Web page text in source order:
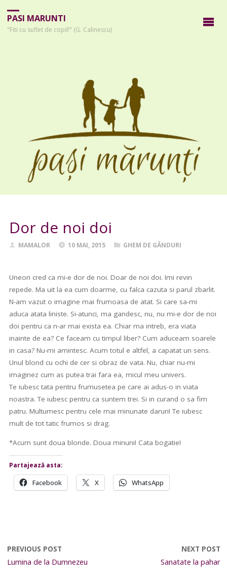
PASI MARUNTI
"Fiti cu suflet de copil!" (G. Calinescu)
Dor de noi doi
MAMALOR 10 MAI, 2015 GHEM DE GÂNDURI
Uneori cred ca mi-e dor de noi. Doar de noi doi. Imi revin
repede. Ma uit la ea cum doarme, cu falca cazuta si parul zbarlit.
N-am vazut o imagine mai frumoasa de atat. Si care sa-mi
aduca atata liniste. Si-atunci, ma gandesc, nu, nu mi-e dor de noi
doi pentru ca n-ar mai exista ea. Chiar ma intreb, era viata
inainte de ea? Ce faceam cu timpul liber? Cum aduceam soarele
in casa? Nu-mi amintesc. Acum totul e altfel, a capatat un sens.
Unul blond cu ochi de cer si obraz de vata. Nu, chiar nu-mi
imaginez cum as putea trai fara ea, micul meu univers.
Te iubesc tata pentru frumusetea pe care ai adus-o in viata
noastra. Te iubesc pentru ca suntem trei. Si in curand o sa fim
patru. Multumesc pentru cele mai minunate daruri! Te iubesc
mult de tot tatic frumos si drag.
*Acum sunt doua blonde. Doua minuni! Cata bogatie!
Partajează asta:
Facebook X WhatsApp
PREVIOUS POST
Lumina de la Dumnezeu
NEXT POST
Sanatate la pahar